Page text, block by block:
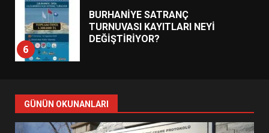
6
BURHANİYE SATRANÇ
TURNUVASI KAYITLARI NEYİ
DEĞİŞTİRİYOR?
7
YENİ YÖNETİM NASIL
ŞEKİLLENDİ?
GÜNÜN OKUNANLARI